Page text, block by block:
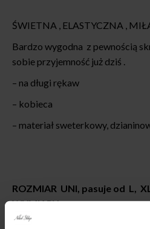
ŚWIETNA , ELASTYCZNA ,
Bardzo wygodna z pewnością
sobie przyjemność już dziś .
– na długi rękaw
– kobieca
– materiał sweterkowy,
ROZMIAR UNI, pasuje od L,
WYMIARY: